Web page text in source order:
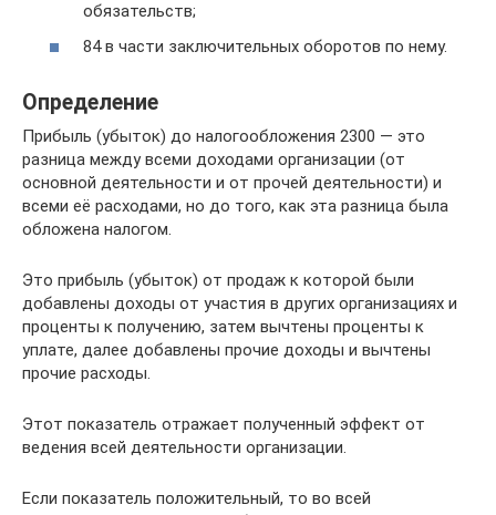
обязательств;
84 в части заключительных оборотов по нему.
Определение
Прибыль (убыток) до налогообложения 2300 — это
разница между всеми доходами организации (от
основной деятельности и от прочей деятельности) и
всеми её расходами, но до того, как эта разница была
обложена налогом.
Это прибыль (убыток) от продаж к которой были
добавлены доходы от участия в других организациях и
проценты к получению, затем вычтены проценты к
уплате, далее добавлены прочие доходы и вычтены
прочие расходы.
Этот показатель отражает полученный эффект от
ведения всей деятельности организации.
Если показатель положительный, то во всей